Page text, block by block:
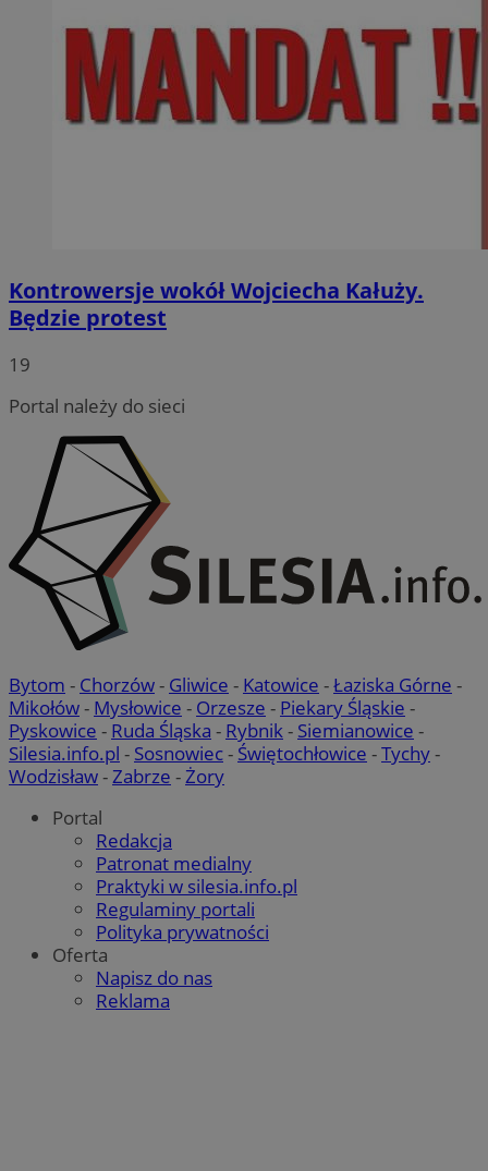
Kontrowersje wokół Wojciecha Kałuży.
Będzie protest
19
Portal należy do sieci
Bytom - Chorzów- Gliwice - Katowice -Łaziska Górne -
Mikołów- Mysłowice - Orzesze - Piekary Śląskie -
Pyskowice - Ruda Śląska - Rybnik- Siemianowice -
Silesia.info.pl - Sosnowiec- Świętochłowice -Tychy-
Wodzisław-Zabrze -Żory
Portal
Redakcja
Patronat medialny
Praktyki w silesia.info.pl
Regulaminy portali
Polityka prywatności
Oferta
Napisz do nas
Reklama